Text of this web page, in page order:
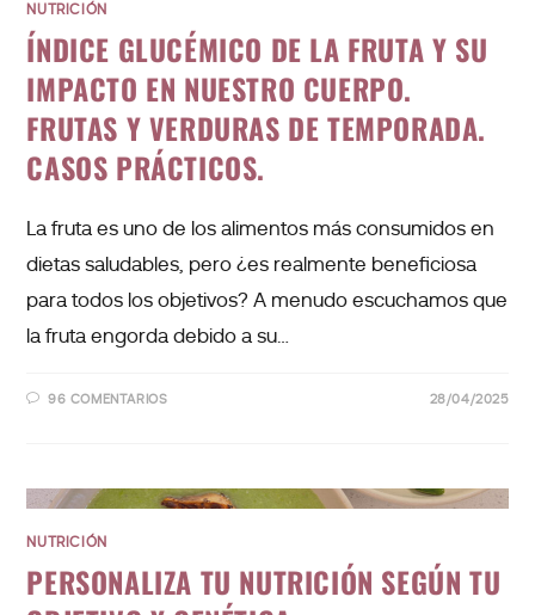
NUTRICIÓN
ÍNDICE GLUCÉMICO DE LA FRUTA Y SU
IMPACTO EN NUESTRO CUERPO.
FRUTAS Y VERDURAS DE TEMPORADA.
CASOS PRÁCTICOS.
La fruta es uno de los alimentos más consumidos en
dietas saludables, pero ¿es realmente beneficiosa
para todos los objetivos? A menudo escuchamos que
la fruta engorda debido a su…
96 COMENTARIOS 28/04/2025
NUTRICIÓN
PERSONALIZA TU NUTRICIÓN SEGÚN TU